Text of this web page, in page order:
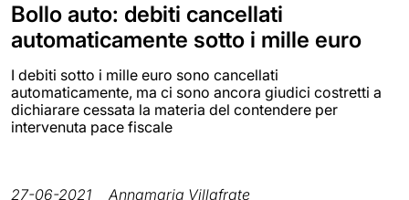
Bollo auto: debiti cancellati
automaticamente sotto i mille euro
I debiti sotto i mille euro sono cancellati
automaticamente, ma ci sono ancora giudici costretti a
dichiarare cessata la materia del contendere per
intervenuta pace fiscale
27-06-2021 Annamaria Villafrate